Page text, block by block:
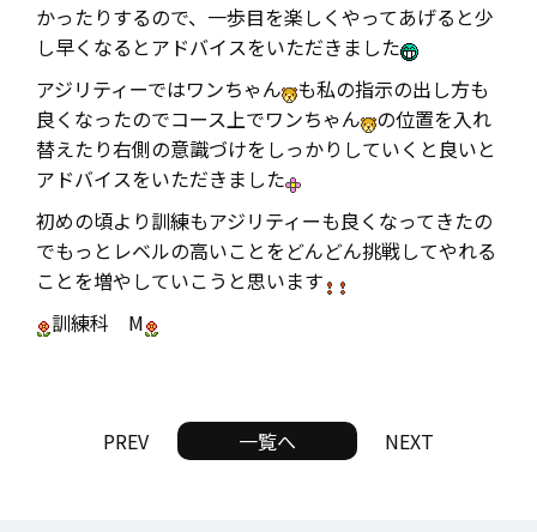
かったりするので、一歩目を楽しくやってあげると少
し早くなるとアドバイスをいただきました
アジリティーではワンちゃん
も私の指示の出し方も
良くなったのでコース上でワンちゃん
の位置を入れ
替えたり右側の意識づけをしっかりしていくと良いと
アドバイスをいただきました
初めの頃より訓練もアジリティーも良くなってきたの
でもっとレベルの高いことをどんどん挑戦してやれる
ことを増やしていこうと思います
訓練科 M
PREV 一覧へ NEXT